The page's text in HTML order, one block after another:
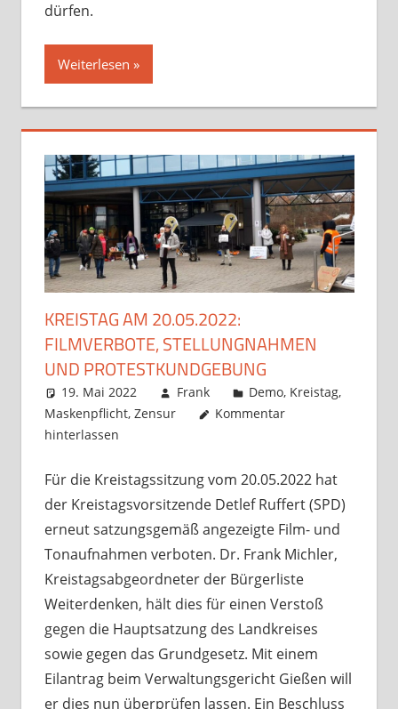
dürfen.
Weiterlesen
KREISTAG AM 20.05.2022:
FILMVERBOTE, STELLUNGNAHMEN
UND PROTESTKUNDGEBUNG
19. Mai 2022 Frank Demo, Kreistag,
Maskenpflicht, Zensur
Kommentar
hinterlassen
Für die Kreistagssitzung vom 20.05.2022 hat
der Kreistagsvorsitzende Detlef Ruffert (SPD)
erneut satzungsgemäß angezeigte Film- und
Tonaufnahmen verboten. Dr. Frank Michler,
Kreistagsabgeordneter der Bürgerliste
Weiterdenken, hält dies für einen Verstoß
gegen die Hauptsatzung des Landkreises
sowie gegen das Grundgesetz. Mit einem
Eilantrag beim Verwaltungsgericht Gießen will
er dies nun überprüfen lassen. Ein Beschluss